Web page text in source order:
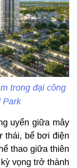
trong đại công
Park
uyển giữa mây
thái, bể bơi điện
thao giữa thiên
vọng trở thành